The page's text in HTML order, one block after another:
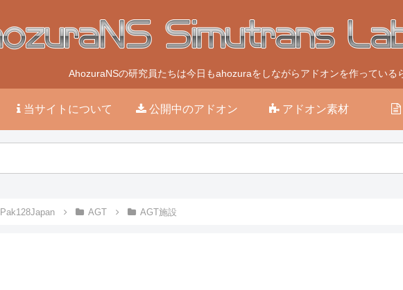
AhozuraNSの研究員たちは今日もahozuraをしながらアドオンを作っている
当サイトについて 公開中のアドオン アドオン素材
Pak128Japan AGT AGT施設